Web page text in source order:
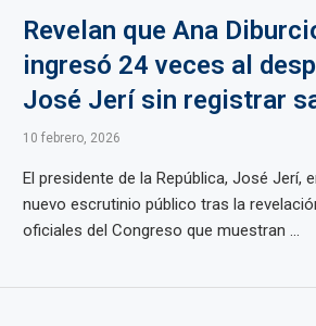
Revelan que Ana
ingresó 24 veces al
José Jerí sin registrar
10 febrero, 2026
El presidente de la República, José Jerí,
nuevo escrutinio público tras la
oficiales del Congreso que muestran ...